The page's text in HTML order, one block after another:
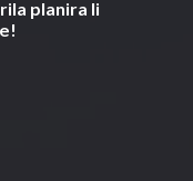
planira li